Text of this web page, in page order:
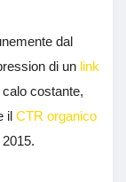
dal
di un link
calo costante,
il CTR organico